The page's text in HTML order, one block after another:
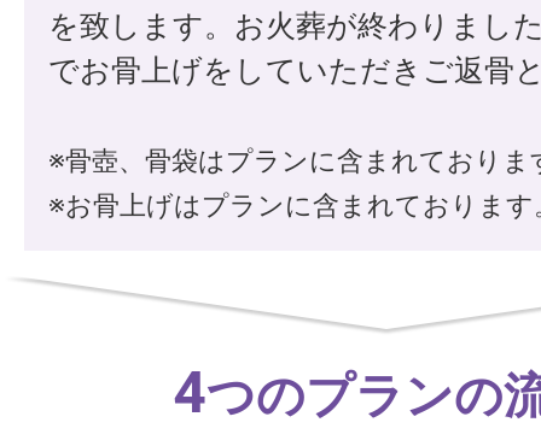
を致します。お火葬が終わりまし
でお骨上げをしていただきご返骨
※骨壺、骨袋はプランに含まれておりま
※お骨上げはプランに含まれております
4つのプランの